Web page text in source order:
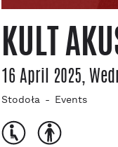
KULT
16 April 2025,
Stodoła Events